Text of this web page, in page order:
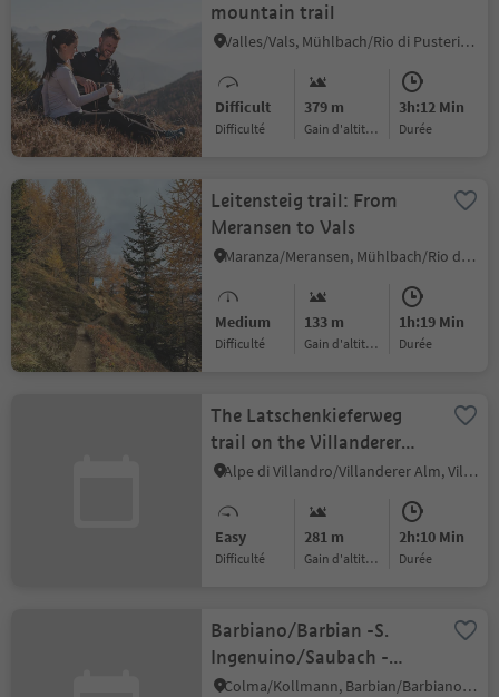
mountain trail
Valles/Vals, Mühlbach/Rio di Pusteria, Brixen/Bressanone and environs
Difficult
Difficulté
379 m
Gain d'altitude
3h:12 Min
durée
Leitensteig trail: From
Meransen to Vals
Maranza/Meransen, Mühlbach/Rio di Pusteria, Brixen/Bressanone and environs
Medium
Difficulté
133 m
Gain d'altitude
1h:19 Min
durée
The Latschenkieferweg
trail on the Villanderer
Alm (Latschenweg trail)
Alpe di Villandro/Villanderer Alm, Villanders/Villandro, Brixen/Bressanone and environs
Easy
Difficulté
281 m
Gain d'altitude
2h:10 Min
durée
Barbiano/Barbian -S.
Ingenuino/Saubach -
Colma-Barbiano/Barbian
Colma/Kollmann, Barbian/Barbiano, Brixen/Bressanone and environs